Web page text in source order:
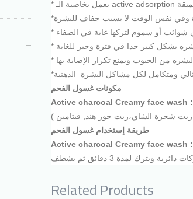
مكونات غسول الفحم
Active charcoal Creamy face wash :
طريقة إستخدام غسول الفحم
Active charcoal Creamy face wash :
Related Products